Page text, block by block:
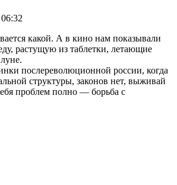
какой. А в кино нам показывали
растущую из таблетки, летающие
послереволюционной россии, когда
структуры, законов нет, выживай
проблем полно — борьба с